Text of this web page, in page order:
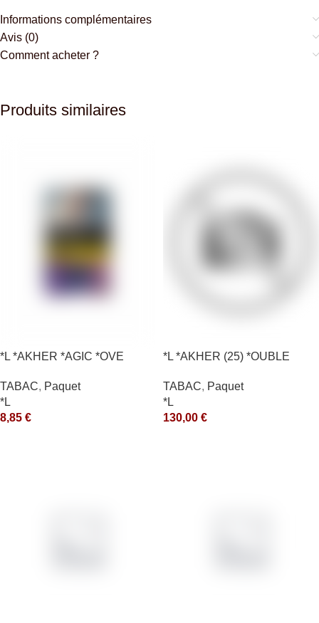
Informations complémentaires
Avis (0)
Comment acheter ?
Produits similaires
*L *AKHER *AGIC *OVE
TABAC, Paquet
*L
8,85 €
*L *AKHER (25) *OUBLE
TABAC, Paquet
*L
130,00 €